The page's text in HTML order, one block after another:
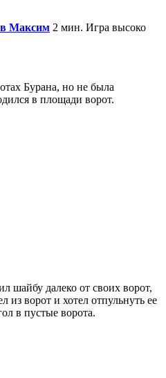
Максим 2 мин. Игра высоко
Бурана, но не была
в площади ворот.
шайбу далеко от своих ворот,
ворот и хотел отпульнуть ее
в пустые ворота.